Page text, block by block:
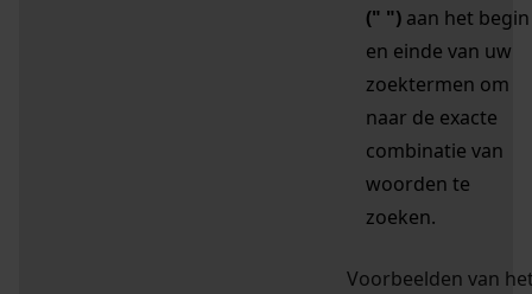
(" ") aan het begin
en einde van uw
zoektermen om
naar de exacte
combinatie van
woorden te
zoeken.
Voorbeelden van